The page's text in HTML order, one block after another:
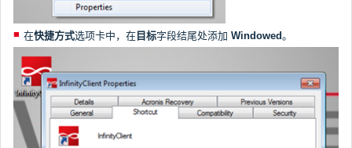
在快捷方式选项卡中，在 目标字段结尾处添加 Windowed。